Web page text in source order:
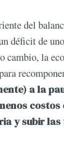
del
déficit de
la
a la
y subir las